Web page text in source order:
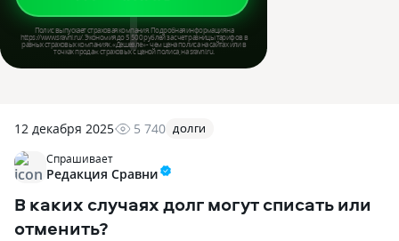
12 декабря 2025 5 740 ДОЛГИ
Спрашивает
Редакция Сравни
В каких случаях долг могут списать или
отменить?